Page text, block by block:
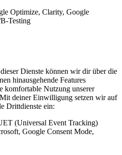
Optimize, Clarity, Google
Testing
Dienste können wir dir über die
hinausgehende Features
komfortable Nutzung unserer
deiner Einwilligung setzen wir auf
Drittdienste ein:
(Universal Event Tracking)
Google Consent Mode,